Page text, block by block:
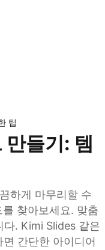
팁
만들기: 템
하게 마무리할 수
찾아보세요. 맞춤
다. Kimi Slides 같은
간단한 아이디어